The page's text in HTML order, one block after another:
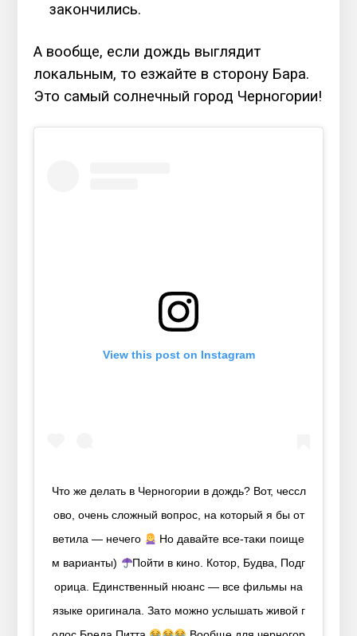
закончились.
А вообще, если дождь выглядит
локальным, то езжайте в сторону Бара.
Это самый солнечный город Черногории!
View this post on Instagram
Что же делать в Черногории в дождь? Вот, чессл
ово, очень сложный вопрос, на который я бы от
ветила — нечего
Но давайте все-таки поище
м варианты)
Пойти в кино. Котор, Будва, Подг
орица. Единственный нюанс — все фильмы на
языке оригинала. Зато можно услышать живой г